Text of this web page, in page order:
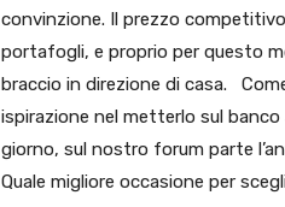
convinzione. Il prezzo
portafogli, e proprio per questo
braccio in direzione di casa.
ispirazione nel metterlo sul banco
giorno, sul nostro forum parte
Quale migliore occasione per